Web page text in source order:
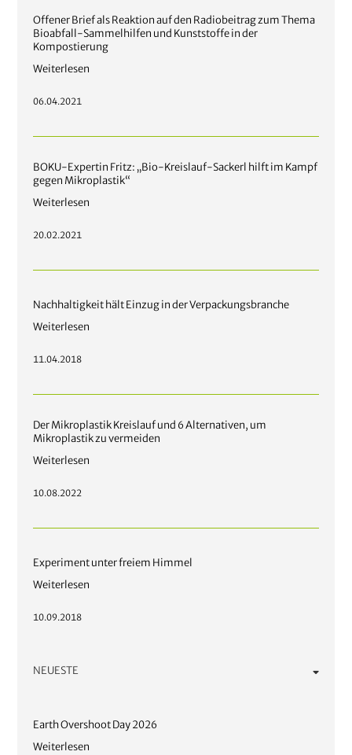
Offener Brief als Reaktion auf den Radiobeitrag zum Thema
Bioabfall-Sammelhilfen und Kunststoffe in der
Kompostierung
Weiterlesen
06.04.2021
BOKU-Expertin Fritz: „Bio-Kreislauf-Sackerl hilft im Kampf
gegen Mikroplastik“
Weiterlesen
20.02.2021
Nachhaltigkeit hält Einzug in der Verpackungsbranche
Weiterlesen
11.04.2018
Der Mikroplastik Kreislauf und 6 Alternativen, um
Mikroplastik zu vermeiden
Weiterlesen
10.08.2022
Experiment unter freiem Himmel
Weiterlesen
10.09.2018
NEUESTE
Earth Overshoot Day 2026
Weiterlesen